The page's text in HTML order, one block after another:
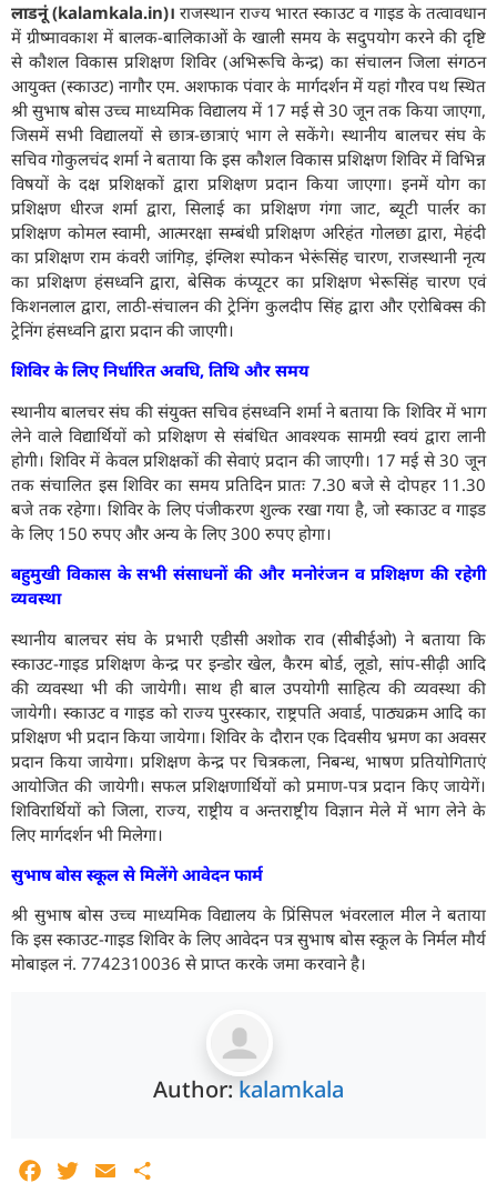
लाडनूं (kalamkala.in)। राजस्थान राज्य भारत स्काउट व गाइड के तत्वावधान
में ग्रीष्मावकाश में बालक-बालिकाओं के खाली समय के सदुपयोग करने की दृष्टि
से कौशल विकास प्रशिक्षण शिविर (अभिरूचि केन्द्र) का संचालन जिला संगठन
आयुक्त (स्काउट) नागौर एम. अशफाक पंवार के मार्गदर्शन में यहां गौरव पथ स्थित
श्री सुभाष बोस उच्च माध्यमिक विद्यालय में 17 मई से 30 जून तक किया जाएगा,
जिसमें सभी विद्यालयों से छात्र-छात्राएं भाग ले सकेंगे। स्थानीय बालचर संघ के
सचिव गोकुलचंद शर्मा ने बताया कि इस कौशल विकास प्रशिक्षण शिविर में विभिन्न
विषयों के दक्ष प्रशिक्षकों द्वारा प्रशिक्षण प्रदान किया जाएगा। इनमें योग का
प्रशिक्षण धीरज शर्मा द्वारा, सिलाई का प्रशिक्षण गंगा जाट, ब्यूटी पार्लर का
प्रशिक्षण कोमल स्वामी, आत्मरक्षा सम्बंधी प्रशिक्षण अरिहंत गोलछा द्वारा, मेहंदी
का प्रशिक्षण राम कंवरी जांगिड़, इंग्लिश स्पोकन भेरूंसिंह चारण, राजस्थानी नृत्य
का प्रशिक्षण हंसध्वनि द्वारा, बेसिक कंप्यूटर का प्रशिक्षण भेरूसिंह चारण एवं
किशनलाल द्वारा, लाठी-संचालन की ट्रेनिंग कुलदीप सिंह द्वारा और एरोबिक्स की
ट्रेनिंग हंसध्वनि द्वारा प्रदान की जाएगी।
शिविर के लिए निर्धारित अवधि, तिथि और समय
स्थानीय बालचर संघ की संयुक्त सचिव हंसध्वनि शर्मा ने बताया कि शिविर में भाग
लेने वाले विद्यार्थियों को प्रशिक्षण से संबंधित आवश्यक सामग्री स्वयं द्वारा लानी
होगी। शिविर में केवल प्रशिक्षकों की सेवाएं प्रदान की जाएगी। 17 मई से 30 जून
तक संचालित इस शिविर का समय प्रतिदिन प्रातः 7.30 बजे से दोपहर 11.30
बजे तक रहेगा। शिविर के लिए पंजीकरण शुल्क रखा गया है, जो स्काउट व गाइड
के लिए 150 रुपए और अन्य के लिए 300 रुपए होगा।
बहुमुखी विकास के सभी संसाधनों की और मनोरंजन व प्रशिक्षण की रहेगी
व्यवस्था
स्थानीय बालचर संघ के प्रभारी एडीसी अशोक राव (सीबीईओ) ने बताया कि
स्काउट-गाइड प्रशिक्षण केन्द्र पर इन्डोर खेल, कैरम बोर्ड, लूडो, सांप-सीढ़ी आदि
की व्यवस्था भी की जायेगी। साथ ही बाल उपयोगी साहित्य की व्यवस्था की
जायेगी। स्काउट व गाइड को राज्य पुरस्कार, राष्ट्रपति अवार्ड, पाठ्यक्रम आदि का
प्रशिक्षण भी प्रदान किया जायेगा। शिविर के दौरान एक दिवसीय भ्रमण का अवसर
प्रदान किया जायेगा। प्रशिक्षण केन्द्र पर चित्रकला, निबन्ध, भाषण प्रतियोगिताएं
आयोजित की जायेगी। सफल प्रशिक्षणार्थियों को प्रमाण-पत्र प्रदान किए जायेगें।
शिविरार्थियों को जिला, राज्य, राष्ट्रीय व अन्तराष्ट्रीय विज्ञान मेले में भाग लेने के
लिए मार्गदर्शन भी मिलेगा।
सुभाष बोस स्कूल से मिलेंगे आवेदन फार्म
श्री सुभाष बोस उच्च माध्यमिक विद्यालय के प्रिंसिपल भंवरलाल मील ने बताया
कि इस स्काउट-गाइड शिविर के लिए आवेदन पत्र सुभाष बोस स्कूल के निर्मल मौर्य
मोबाइल नं. 7742310036 से प्राप्त करके जमा करवाने है।
Author:kalamkala
FacebookTwitterEmail